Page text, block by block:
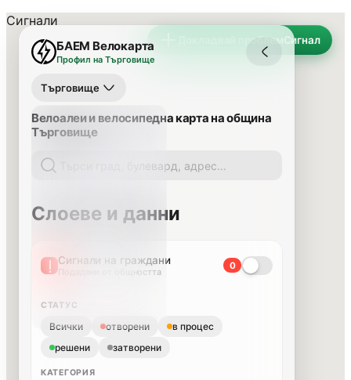
Докладвай проблемСигнал
БАЕМ Велокарта
Профил на Търговище
Търговище
Велоалеи и велосипедна карта на община
Търговище
Слоеве и данни
Сигнали на граждани
Подадени от общността
0
СТАТУС
Всички отворени
в процес
решени
затворени
КАТЕГОРИЯ
Сигнали